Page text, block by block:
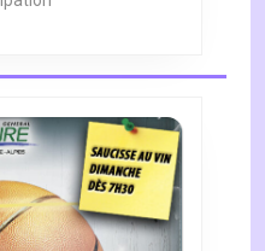
3-
4
SEPTEMBRE.